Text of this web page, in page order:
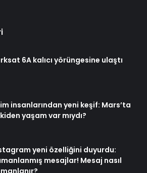
6A kalıcı yörüngesine ulaştı
insanlarından yeni keşif: Mars’ta
yaşam var mıydı?
yeni özelliğini duyurdu:
mesajlar! Mesaj nasıl